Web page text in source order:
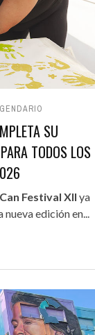
SU
TODOS LOS
Festival XII ya
edición en...